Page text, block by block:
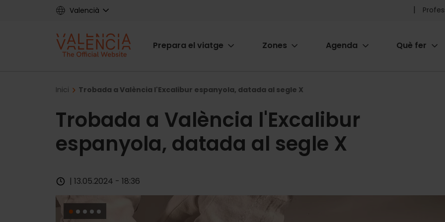
Valencià
Pre
Main
Prepara el viatge Zones Agenda Què fer
Breadcrumb
Inici Trobada a València l'Excalibur espanyola, datada al segle X
Trobada a València l'Excalibur
espanyola, datada al segle X
| 13.05.2024 - 18:36